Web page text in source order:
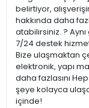
belirtiyor,
hakkında daha
atabilirsiniz. ?
7/24 destek
Bize ulaşmaktan
elektronik, yapı
daha fazlasını
şeye kolayca
içinde!